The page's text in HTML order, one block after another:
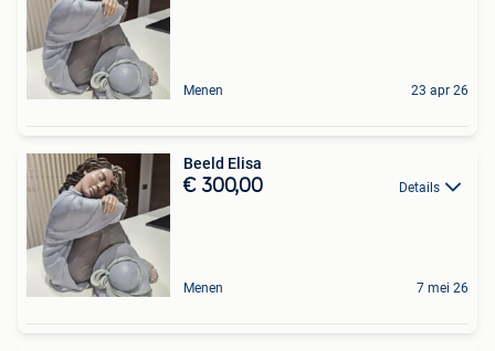
Menen 23 apr 26
Beeld Elisa
€ 300,00 Details
Menen 7 mei 26